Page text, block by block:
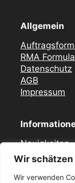
Wir schätzen
Wir verwenden
Allgemein
RMA
Datenschutz
AGB
Impressum
Neuigkeiten
FAQ